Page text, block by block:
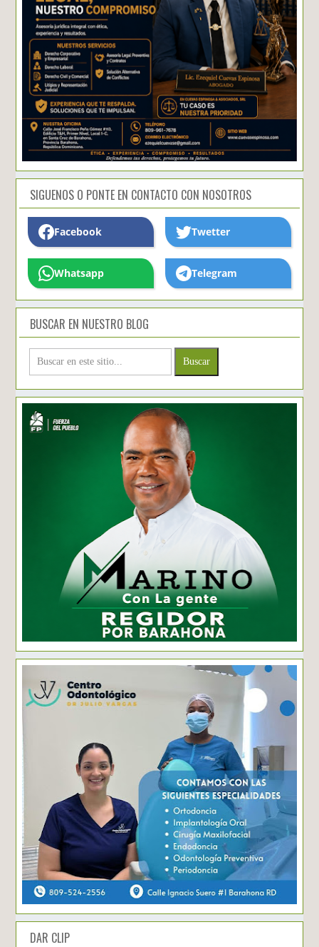
SIGUENOS O PONTE EN CONTACTO CON NOSOTROS
Facebook Twetter
Whatsapp Telegram
BUSCAR EN NUESTRO BLOG
DAR CLIP